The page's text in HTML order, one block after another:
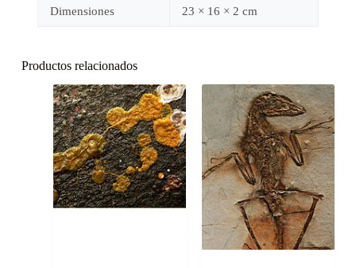
Dimensiones 23 × 16 × 2 cm
Productos relacionados